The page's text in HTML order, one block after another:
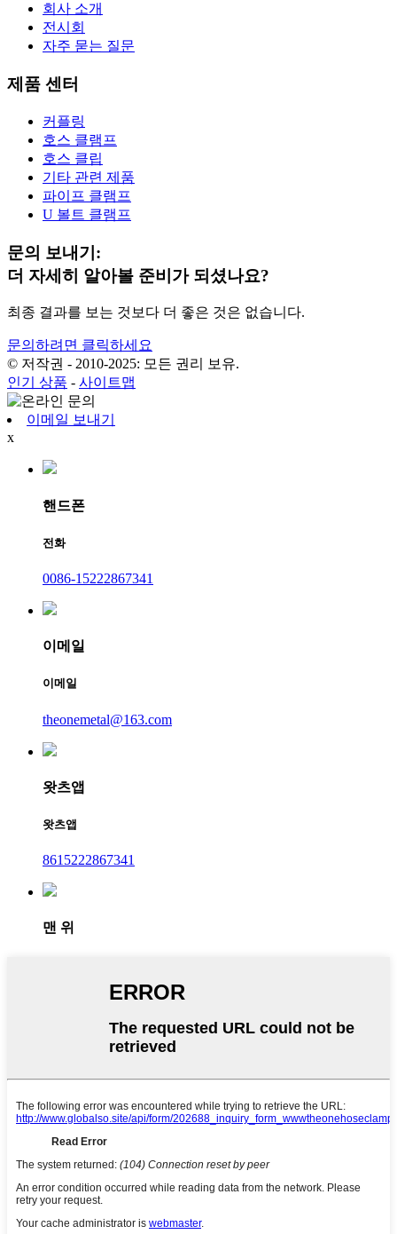
회사 소개
전시회
자주 묻는 질문
제품 센터
커플링
호스 클램프
호스 클립
기타 관련 제품
파이프 클램프
U 볼트 클램프
문의 보내기:
더 자세히 알아볼 준비가 되셨나요?
최종 결과를 보는 것보다 더 좋은 것은 없습니다.
문의하려면 클릭하세요
© 저작권 - 2010-2025: 모든 권리 보유.
인기 상품 - 사이트맵
이메일 보내기
x
핸드폰
전화
0086-15222867341
이메일
이메일
theonemetal@163.com
왓츠앱
왓츠앱
8615222867341
맨 위